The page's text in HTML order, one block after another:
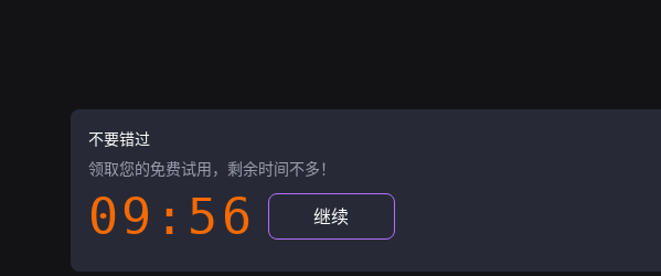
不要错过
领取您的免费试用，剩余时间不多！
09:55 继续